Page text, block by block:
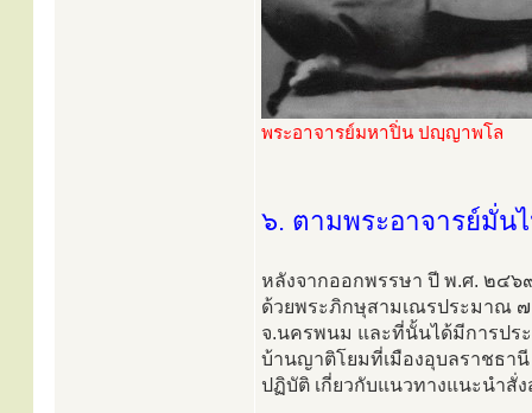
พระอาจารย์มหาปิ่น ปญฺญาพโล
๖. ตามพระอาจารย์มั่น
หลังจากออกพรรษา ปี พ.ศ. ๒๔๖
ด้วยพระภิกษุสามเณรประมาณ ๗
จ.นครพนม และที่นั้นได้มีการปร
บ้านญาติโยมที่เมืองอุบลราชธานี
ปฏิบัติ เกี่ยวกับแนวทางแนะนำสั่